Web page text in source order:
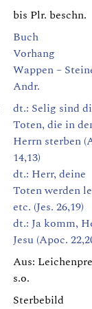
bis Plr. beschn.
Buch
Vorhang
Wappen –
Andr.
dt.: Selig sind
Toten, die in
Herrn sterben
14,13)
dt.: Herr, deine
Toten werden
etc. (Jes. 26,19)
dt.: Ja komm,
Jesu (Apoc.
Aus:
s.o.
Sterbebild